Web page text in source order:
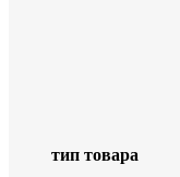
тип товара